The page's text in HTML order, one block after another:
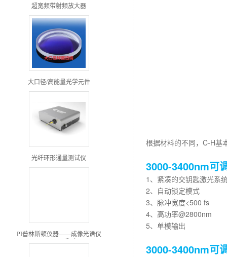
超宽频带射频放大器
大口径/高能量光学元件
光纤环形通量测试仪
PI普林斯顿仪器——成像光谱仪
IsoPlane系列
根据材料的不同，C-H基
3000-3400nm可
1、紧凑的交钥匙激光系
2、自动锁定模式
3、脉冲宽度<500 fs
4、高功率@2800nm
5、单模输出
3000-3400nm可